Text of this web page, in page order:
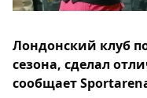
Лондонский клуб
сезона, сделал
сообщает